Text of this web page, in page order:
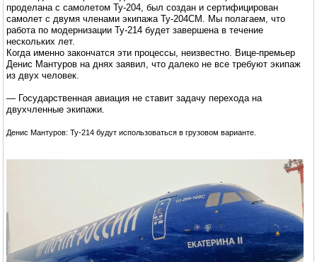
проделана с самолетом Ту-204, был создан и сертифицирован
самолет с двумя членами экипажа Ту-204СМ. Мы полагаем, что
работа по модернизации Ту-214 будет завершена в течение
нескольких лет.
Когда именно закончатся эти процессы, неизвестно. Вице-премьер
Денис Мантуров на днях заявил, что далеко не все требуют экипаж
из двух человек.
— Государственная авиация не ставит задачу перехода на
двухчленные экипажи.
Денис Мантуров: Ту-214 будут использоваться в грузовом варианте.